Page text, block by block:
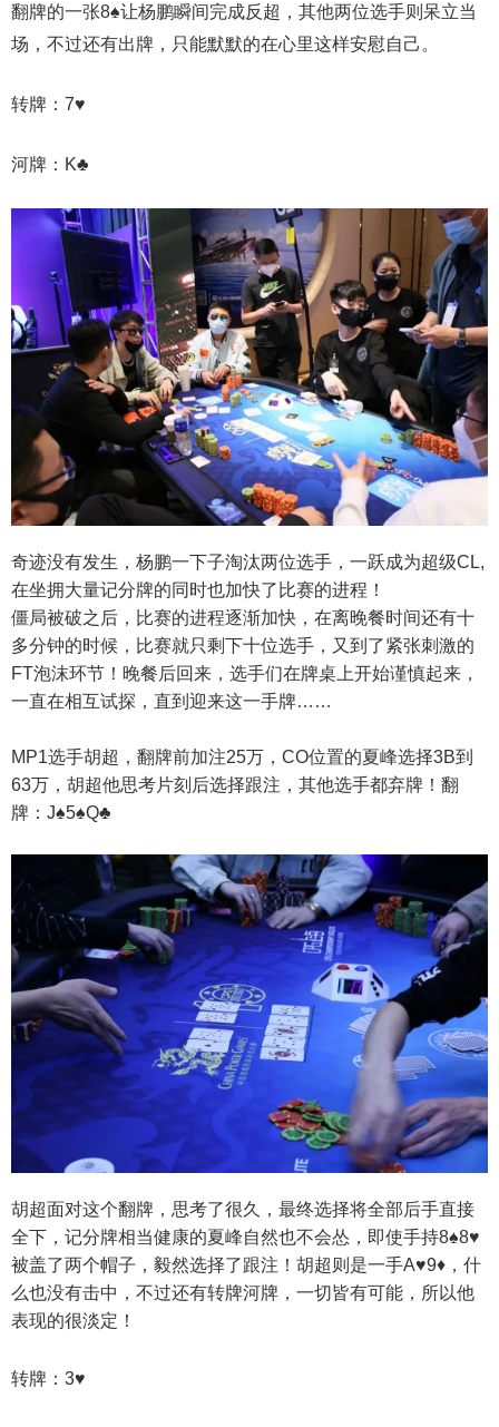
翻牌的一张8♠让杨鹏瞬间完成反超，其他两位选手则呆立当
场，不过还有出牌，只能默默的在心里这样安慰自己。
转牌：7♥
河牌：K♣
奇迹没有发生，杨鹏一下子淘汰两位选手，一跃成为超级CL,
在坐拥大量记分牌的同时也加快了比赛的进程！
僵局被破之后，比赛的进程逐渐加快，在离晚餐时间还有十
多分钟的时候，比赛就只剩下十位选手，又到了紧张刺激的
FT泡沫环节！晚餐后回来，选手们在牌桌上开始谨慎起来，
一直在相互试探，直到迎来这一手牌……
MP1选手胡超，翻牌前加注25万，CO位置的夏峰选择3B到
63万，胡超他思考片刻后选择跟注，其他选手都弃牌！翻
牌：J♠5♠Q♣
胡超面对这个翻牌，思考了很久，最终选择将全部后手直接
全下，记分牌相当健康的夏峰自然也不会怂，即使手持8♠8♥
被盖了两个帽子，毅然选择了跟注！胡超则是一手A♥9♦，什
么也没有击中，不过还有转牌河牌，一切皆有可能，所以他
表现的很淡定！
转牌：3♥